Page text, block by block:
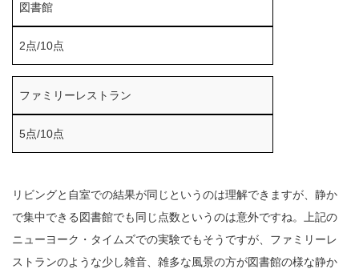
図書館
2点/10点
ファミリーレストラン
5点/10点
リビングと自室での結果が同じというのは理解できますが、静か
で集中できる図書館でも同じ点数というのは意外ですね。上記の
ニューヨーク・タイムズでの実験でもそうですが、ファミリーレ
ストランのような少し雑音、雑多な風景の方が図書館の様な静か